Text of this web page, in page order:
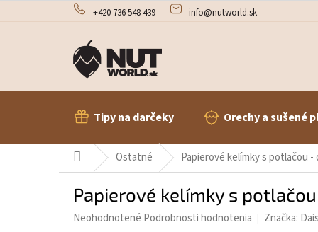
+420 736 548 439 info@nutworld.sk
Tipy na darčeky Orechy a sušené
DomovOstatné Papierové kelímky s potlačou
Papierové kelímky s
Priemerné
Neohodnotené Podrobnosti hodnotenia Značka: